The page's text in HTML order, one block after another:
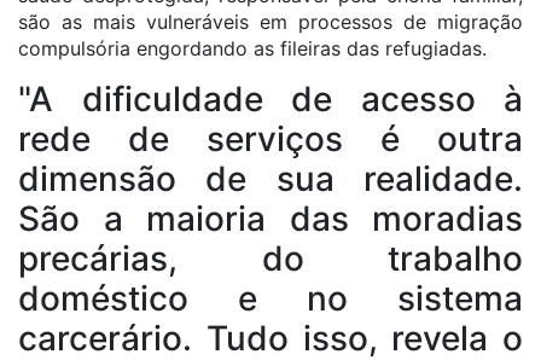
são as mais vulneráveis em processos de migração
compulsória engordando as fileiras das refugiadas.
"A dificuldade de acesso à
rede de serviços é outra
dimensão de sua realidade.
São a maioria das moradias
precárias, do trabalho
doméstico e no sistema
carcerário. Tudo isso, revela o